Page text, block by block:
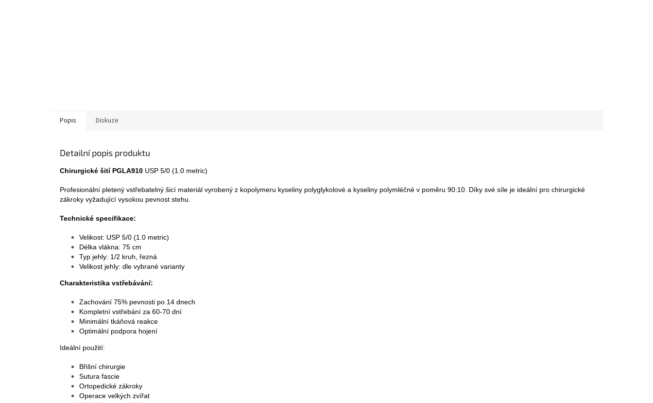
Popis Diskuze
Detailní popis produktu
Chirurgické šití PGLA910 USP 5/0 (1.0 metric)
Profesionální pletený vstřebatelný šicí materiál vyrobený z kopolymeru kyseliny polyglykolové a kyseliny polymléčné v poměru 90:10. Díky své síle je ideální pro chirurgické
zákroky vyžadující vysokou pevnost stehu.
Technické specifikace:
Velikost: USP 5/0 (1.0 metric)
Délka vlákna: 75 cm
Typ jehly: 1/2 kruh, řezná
Velikost jehly: dle vybrané varianty
Charakteristika vstřebávání:
Zachování 75% pevnosti po 14 dnech
Kompletní vstřebání za 60-70 dní
Minimální tkáňová reakce
Optimální podpora hojení
Ideální použití:
Břišní chirurgie
Sutura fascie
Ortopedické zákroky
Operace velkých zvířat